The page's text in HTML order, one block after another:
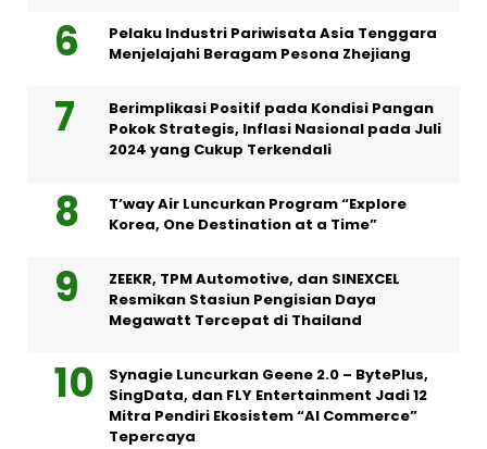
Pelaku Industri Pariwisata Asia Tenggara
Menjelajahi Beragam Pesona Zhejiang
Berimplikasi Positif pada Kondisi Pangan
Pokok Strategis, Inflasi Nasional pada Juli
2024 yang Cukup Terkendali
T’way Air Luncurkan Program “Explore
Korea, One Destination at a Time”
ZEEKR, TPM Automotive, dan SINEXCEL
Resmikan Stasiun Pengisian Daya
Megawatt Tercepat di Thailand
Synagie Luncurkan Geene 2.0 – BytePlus,
SingData, dan FLY Entertainment Jadi 12
Mitra Pendiri Ekosistem “AI Commerce”
Tepercaya